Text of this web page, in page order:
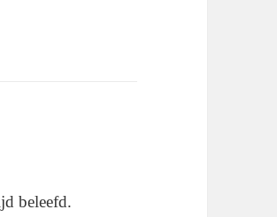
beleefd.